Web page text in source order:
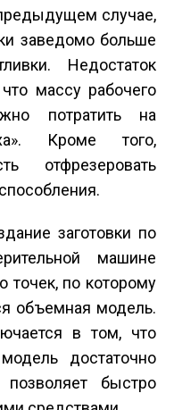
случае,
заведомо больше
Недостаток
массу рабочего
потратить на
Кроме того,
отфрезеровать
заготовки по
машине
точек, по которому
объемная модель.
в том, что
достаточно
быстро